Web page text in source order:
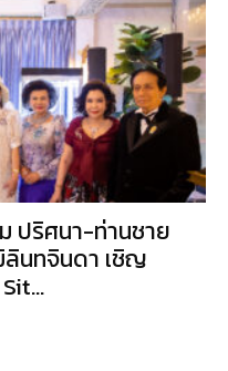
ปริศนา-ท่านชาย
ลินทจินดา เชิญ